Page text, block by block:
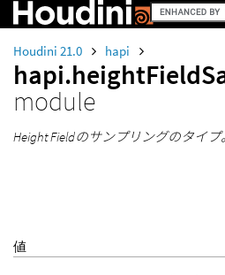
Houdini 21.0 hapi
module
Height Fieldのサンプリングのタイプ。
値